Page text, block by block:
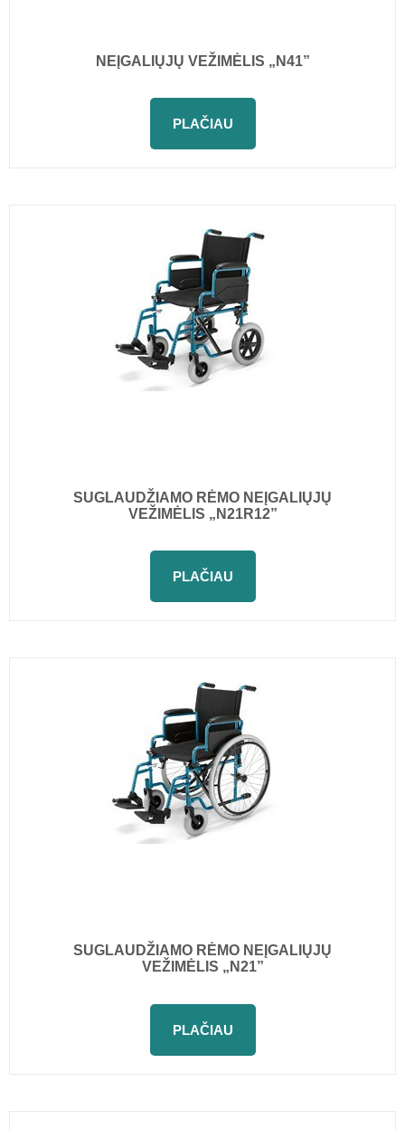
NEĮGALIŲJŲ VEŽIMĖLIS „N41”
PLAČIAU
SUGLAUDŽIAMO RĖMO NEĮGALIŲJŲ
VEŽIMĖLIS „N21R12”
PLAČIAU
SUGLAUDŽIAMO RĖMO NEĮGALIŲJŲ
VEŽIMĖLIS „N21”
PLAČIAU